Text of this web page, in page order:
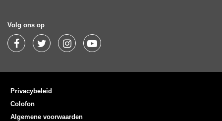
Volg ons op
Privacybeleid
Colofon
Algemene voorwaarden